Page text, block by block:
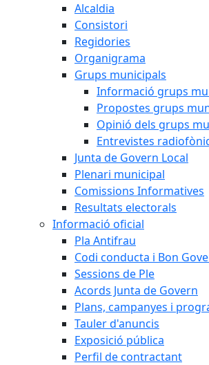
Alcaldia
Consistori
Regidories
Organigrama
Grups municipals
Informació grups
Propostes grups
Opinió dels grups
Entrevistes
Junta de Govern Local
Plenari municipal
Comissions Informatives
Resultats electorals
Informació oficial
Pla Antifrau
Codi conducta i Bon
Sessions de Ple
Acords Junta de Govern
Plans, campanyes i
Tauler d'anuncis
Exposició pública
Perfil de contractant